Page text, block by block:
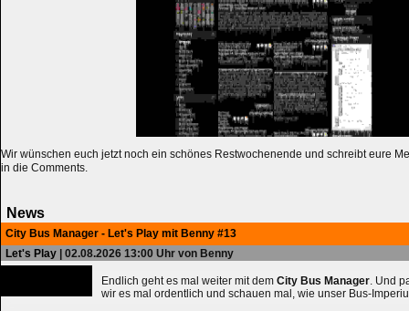
Wir wünschen euch jetzt noch ein schönes Restwochenende und schreibt eure
in die Comments.
News
City Bus Manager - Let's Play mit Benny #13
Let's Play | 02.08.2026 13:00 Uhr von Benny
Endlich geht es mal weiter mit dem City Bus Manager. Und
wir es mal ordentlich und schauen mal, wie unser Bus-